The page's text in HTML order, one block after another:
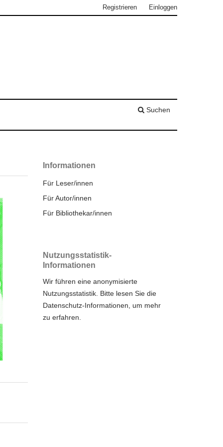
Suchen
Registrieren Einloggen
Informationen
Für Leser/innen
Für Autor/innen
Für Bibliothekar/innen
Nutzungsstatistik-
Informationen
Wir führen eine anonymisierte
Nutzungsstatistik. Bitte lesen Sie die
Datenschutz-Informationen , um mehr
zu erfahren.